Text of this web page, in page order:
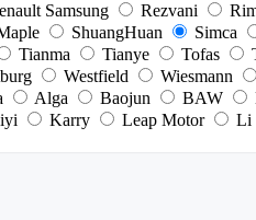
Samsung Rezvani
ShuangHuan Simca
Tianma Tianye Tofas
Westfield Wiesmann
Alga Baojun BAW
Karry Leap Motor Li